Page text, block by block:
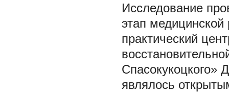
Исследование
этап
практический
Спасокукоцкого»
являлось